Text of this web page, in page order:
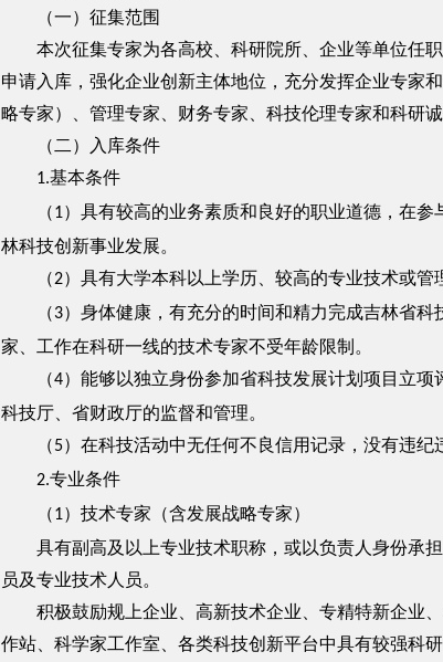
（一）征集范围
本次征集专家为各高校、科研院所、企业等单位任职
申请入库，强化企业创新主体地位，充分发挥企业专家
略专家）、管理专家、财务专家、科技伦理专家和科研诚
（二）入库条件
1.基本条件
（1）具有较高的业务素质和良好的职业道德，在
林科技创新事业发展。
（2）具有大学本科以上学历、较高的专业技术或
（3）身体健康，有充分的时间和精力完成吉林省
家、工作在科研一线的技术专家不受年龄限制。
（4）能够以独立身份参加省科技发展计划项目立
科技厅、省财政厅的监督和管理。
（5）在科技活动中无任何不良信用记录，没有违纪
2.专业条件
（1）技术专家（含发展战略专家）
具有副高及以上专业技术职称，或以负责人身份承担
员及专业技术人员。
积极鼓励规上企业、高新技术企业、专精特新企业、
作站、科学家工作室、各类科技创新平台中具有较强科